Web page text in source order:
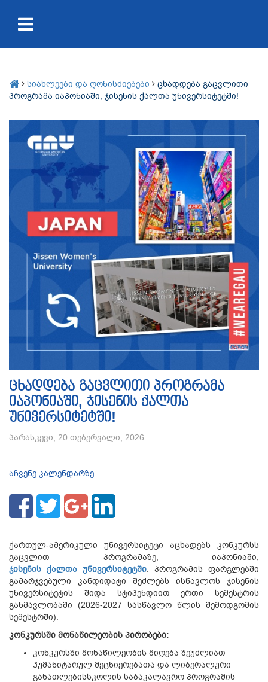
სიახლეები და ღონისძიებები
ცხადდება გაცვლითი
პროგრამა იაპონიაში, ჯისენის ქალთა უნივერსიტეტში!
ცხადდება გაცვლითი პროგრამა
იაპონიაში, ჯისენის ქალთა
უნივერსიტეტში!
პარასკევი, 20 თებერვალი, 2026
აჩვენე კალენდარზე
ქართულ-ამერიკული უნივერსიტეტი აცხადებს კონკურსს
გაცვლით პროგრამაზე, იაპონიაში,
ჯისენის ქალთა უნივერსიტეტში . პროგრამის ფარგლებში
გამარჯვებული კანდიდატი შეძლებს ისწავლოს ჯისენის
უნივერსიტეტის შიდა სტიპენდიით ერთი სემესტრის
განმავლობაში (2026-2027 სასწავლო წლის შემოდგომის
სემესტრში).
კონკურსში მონაწილეობის პირობები:
კონკურსში მონაწილეობის მიღება შეუძლიათ
ჰუმანიტარულ მეცნიერებათა და ლიბერალური
განათლებისსკოლის საბაკალავრო პროგრამის